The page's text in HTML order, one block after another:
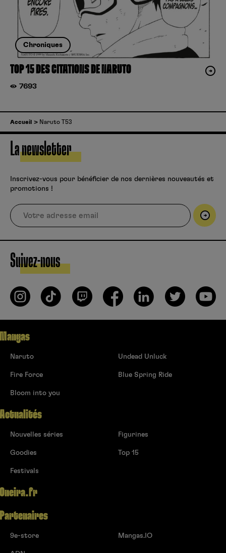
Chroniques
TOP 15 DES CITATIONS DE NARUTO
7693
Accueil Naruto T53
La newsletter
Inscrivez-vous pour bénéficier de nos dernières nouveautés et
promotions !
Suivez-nous
Mangas
Naruto
Fire Force
Bloom into you
Undead Unluck
Blue Spring Ride
Actualités
Nouvelles séries
Goodies
Festivals
Figurines
Top 15
Oneira.fr
Partenaires
9e-store Mangas.IO